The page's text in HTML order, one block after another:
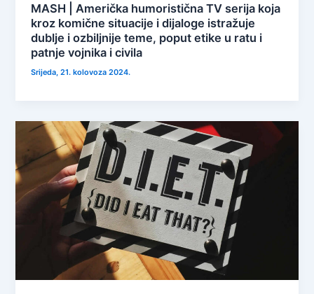
MASH | Američka humoristična TV serija koja
kroz komične situacije i dijaloge istražuje
dublje i ozbiljnije teme, poput etike u ratu i
patnje vojnika i civila
Srijeda, 21. kolovoza 2024.